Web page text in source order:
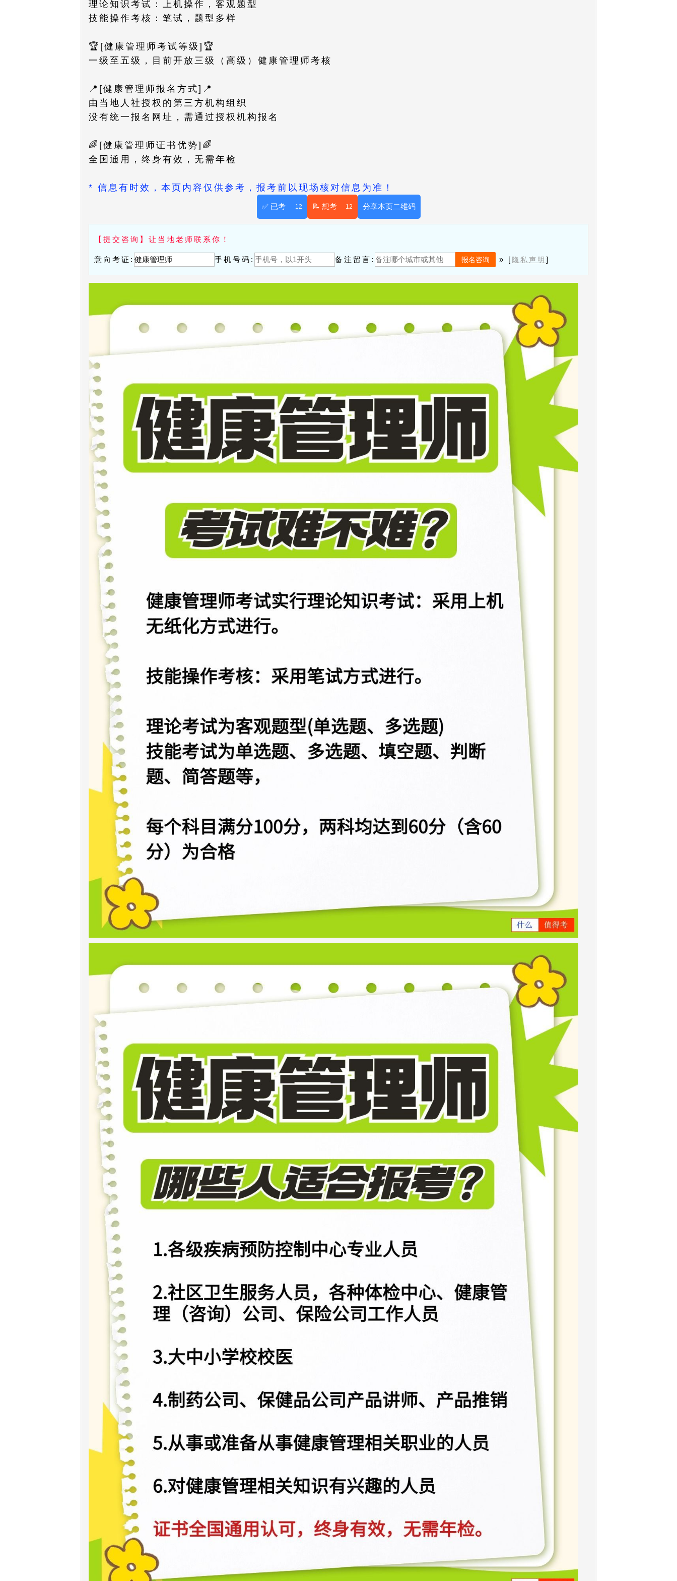
理论知识考试：上机操作，客观题型
技能操作考核：笔试，题型多样
🏆[健康管理师考试等级]🏆
一级至五级，目前开放三级（高级）健康管理师考核
📍[健康管理师报名方式]📍
由当地人社授权的第三方机构组织
没有统一报名网址，需通过授权机构报名
🌈[健康管理师证书优势]🌈
全国通用，终身有效，无需年检
* 信息有时效，本页内容仅供参考，报考前以现场核对信息为准！
12
✅ 已考 12
📝 想考 分享本页二维码
【提交咨询】让当地老师联系你！
意向考证: 手机号码: 备注留言: » [ 隐私声明 ]